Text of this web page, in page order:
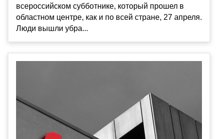
всероссийском субботнике, который прошел в
областном центре, как и по всей стране, 27 апреля.
Люди вышли убра...